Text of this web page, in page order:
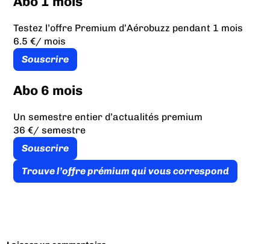
Testez l’offre Premium d’Aérobuzz pendant 1 mois
6.5 €/ mois
Souscrire
Abo 6 mois
Un semestre entier d’actualités premium
36 €/ semestre
Souscrire
Trouve l’offre prémium qui vous correspond